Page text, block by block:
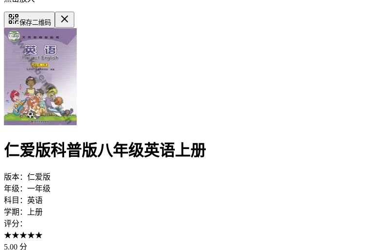
保存二维码
仁爱版科普版八年级英语上册
版本： 仁爱版
年级： 一年级
科目： 英语
学期：
上册
评分：
★★★★★
5.00 分